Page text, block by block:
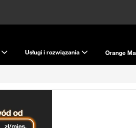
Usługi i rozwiązania Orange